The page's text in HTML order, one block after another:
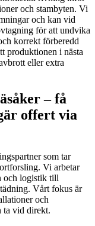
och stambyten. Vi
och kan vid
för att undvika
korrekt förberedd
produktionen i nästa
eller extra
– få
offert via
som tar
Vi arbetar
och logistik till
Vårt fokus är
och
ta vid direkt.